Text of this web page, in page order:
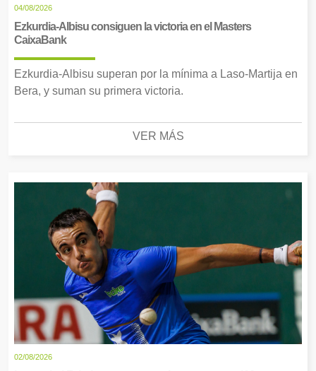
04/08/2026
Ezkurdia-Albisu consiguen la victoria en el Masters
CaixaBank
Ezkurdia-Albisu superan por la mínima a Laso-Martija en
Bera, y suman su primera victoria.
VER MÁS
02/08/2026